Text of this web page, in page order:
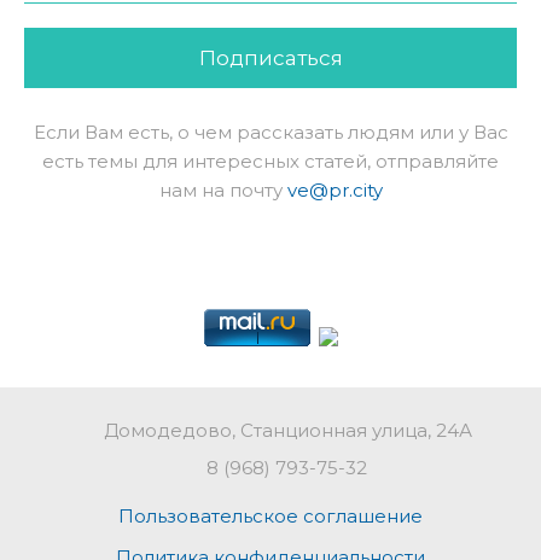
Подписаться
Если Вам есть, о чем рассказать людям или у Вас
есть темы для интересных статей, отправляйте
нам на почту ve@pr.city
Домодедово, Станционная улица, 24А
8 (968) 793-75-32
Пользовательское соглашение